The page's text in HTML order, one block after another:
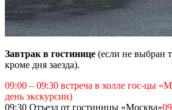
Завтрак в гостинице (если не выбран
кроме дня заезда).
09:00 – 09:30 встреча в холле гос-цы
день экскурсии)
09:30 Отъезд от гостиницы «Москва»